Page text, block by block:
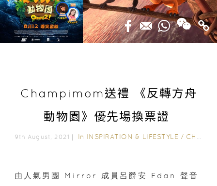
Champimom送禮 《反轉方舟
動物園》優先場換票證
9th August, 2021｜ In INSPIRATION & LIFESTYLE / CHAMPIMOM 送禮
由人氣男團 Mirror 成員呂爵安 Edan 聲音